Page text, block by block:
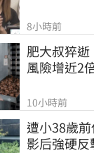
8小時前
肥大叔猝
風險增近2
10小時前
遭小38歲
影后強硬反